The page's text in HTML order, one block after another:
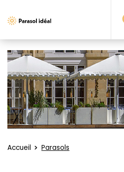
Parasol
Ideal
Accueil Parasols